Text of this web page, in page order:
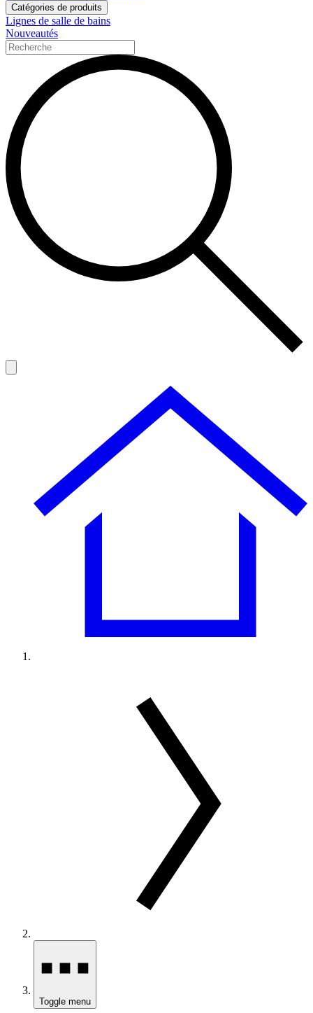
Catégories de produits
Lignes de salle de bains
Nouveautés
Toggle menu